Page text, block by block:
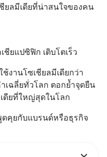
ยลมีเดียที่น่าสนใจของคน
ชียแปซิฟิก เติบโตเร็ว
งานโซเชียลมีเดียกว่า
เฉลี่ยทั่วโลก ตอกย้ำจุดยืน
ดียที่ใหญ่สุดในโลก
คุยกับแบรนด์หรือธุรกิจ